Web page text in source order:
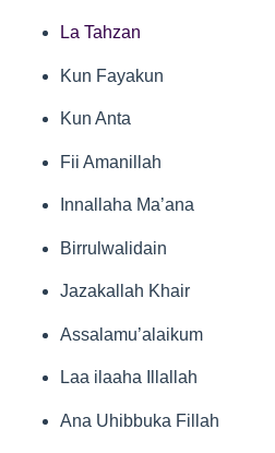
La Tahzan
Kun Fayakun
Kun Anta
Fii Amanillah
Innallaha Ma’ana
Birrulwalidain
Jazakallah Khair
Assalamu’alaikum
Laa ilaaha Illallah
Ana Uhibbuka Fillah